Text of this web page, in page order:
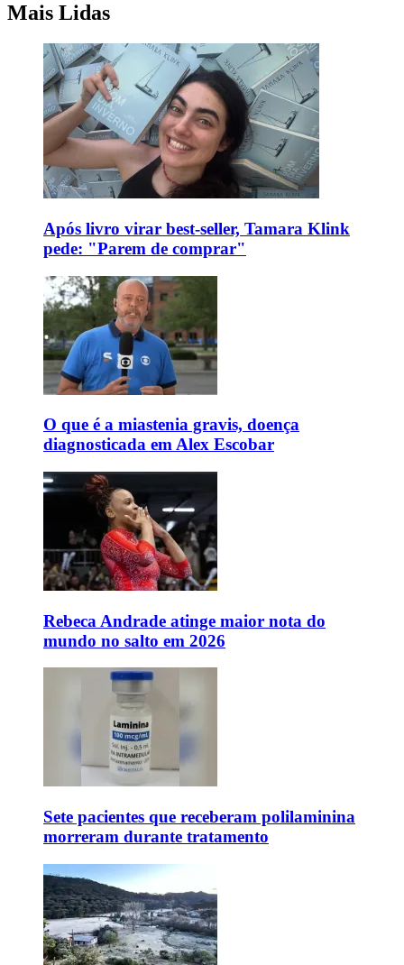
Mais Lidas
Após livro virar best-seller, Tamara Klink
pede: "Parem de comprar"
O que é a miastenia gravis, doença
diagnosticada em Alex Escobar
Rebeca Andrade atinge maior nota do
mundo no salto em 2026
Sete pacientes que receberam polilaminina
morreram durante tratamento